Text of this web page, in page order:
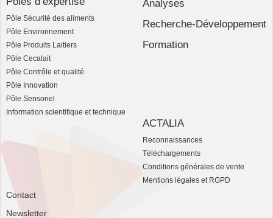
Pôle Sécurité des aliments
Pôle Environnement
Pôle Produits Laitiers
Pôle Cecalait
Pôle Contrôle et qualité
Pôle Innovation
Pôle Sensoriel
Information scientifique et technique
Analyses
Recherche-Développement
Formation
ACTALIA
Reconnaissances
Téléchargements
Conditions générales de vente
Mentions légales et RGPD
Contact
Newsletter